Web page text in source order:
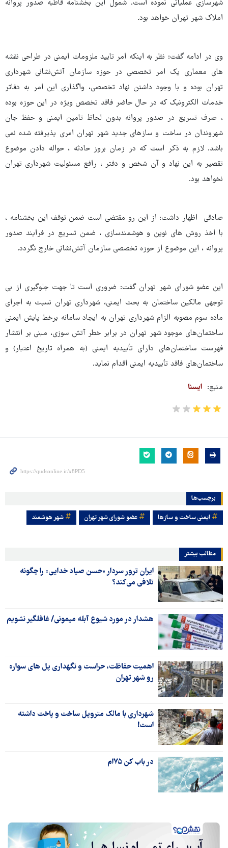
شهرسازی عملیاتی نموده است. شمول این بخشنامه قاطبه صدور پروانه
املاک شهر تهران خواهد بود.
وی در ادامه گفت: نظر به اینکه امر تایید ملزومات ایمنی در طراحی نقشه
های معماری یک امر تخصصی در حوزه سازمان آتش‌نشانی شهرداری
تهران بوده و با وجود داشتن نهاد تخصصی، واگذاری این امر به دفاتر
خدمات الکترونیک که در حال حاضر فاقد تخصص ویژه در این حوزه بوده
، صرف تسریع در صدور پروانه بدون لحاظ تامین ایمنی و حفظ جان
شهروندان در ساخت و سازهای جدید شهر تهران امری پذیرفته شده نمی
باشد. لازم به ذکر است که در زمان بروز حادثه ، حواله دادن موضوع
تقصیر به این نهاد و آن شخص و دفتر ، رافع مسئولیت شهرداری تهران
نخواهد بود.
صادقی اظهار داشت: از این رو مقتضی است ضمن توقف این بخشنامه ،
با اخذ روش های نوین و هوشمندسازی ، ضمن تسریع در فرایند صدور
پروانه ، این موضوع از حوزه تخصصی سازمان آتش‌نشانی خارج نگردد.
این عضو شورای شهر تهران گفت: ضروری است تا جهت جلوگیری از بی
توجهی مالکین ساختمان به بحث ایمنی، شهرداری تهران نسبت به اجرای
ماده سوم مصوبه الزام شهرداری تهران به ایجاد سامانه برخط پایش ایمنی
ساختمان‌های موجود شهر تهران در برابر خطر آتش سوزی، مبنی بر انتشار
فهرست ساختمان‌های دارای تأییدیه ایمنی (به همراه تاریخ اعتبار) و
ساختمان‌های فاقد تأییدیه ایمنی اقدام نماید.
منبع: ایسنا
برچسب‌ها
ایمنی ساخت و سازها عضو شورای شهر تهران شهر هوشمند
مطالب بیشتر
ایران ترور سردار «حسن صیاد خدایی» را چگونه
تلافی می‌کند؟
هشدار در مورد شیوع آبله میمونی/ غافلگیر نشویم
اهمیت حفاظت، حراست و نگهداری پل های سواره
رو شهر تهران
شهرداری با مالک متروپل ساخت و پاخت داشته
است!
در باب کن ٧۵‌ام